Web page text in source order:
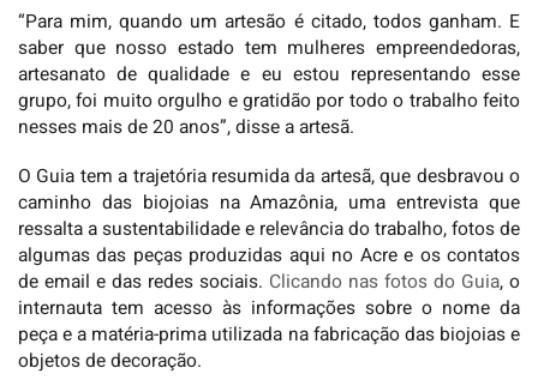
“Para mim, quando um artesão é citado, todos ganham. E
saber que nosso estado tem mulheres empreendedoras,
artesanato de qualidade e eu estou representando esse
grupo, foi muito orgulho e gratidão por todo o trabalho feito
nesses mais de 20 anos”, disse a artesã.
O Guia tem a trajetória resumida da artesã, que desbravou o
caminho das biojoias na Amazônia, uma entrevista que
ressalta a sustentabilidade e relevância do trabalho, fotos de
algumas das peças produzidas aqui no Acre e os contatos
de email e das redes sociais. Clicando nas fotos do Guia, o
internauta tem acesso às informações sobre o nome da
peça e a matéria-prima utilizada na fabricação das biojoias e
objetos de decoração.